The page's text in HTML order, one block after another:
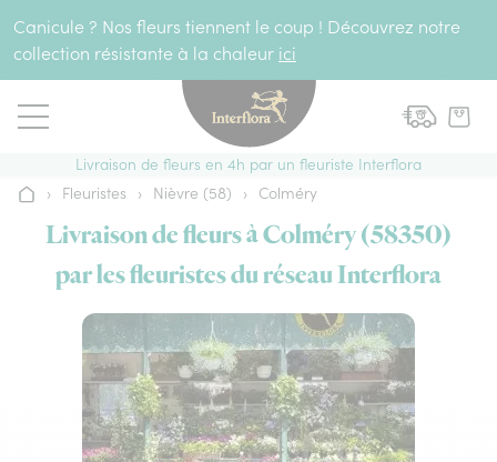
Canicule ? Nos fleurs tiennent le coup ! Découvrez notre
collection résistante à la chaleur ici
Livraison de fleurs en 4h par un fleuriste Interflora
Accueil
› Fleuristes › Nièvre (58) › Colméry
Livraison de fleurs à Colméry (58350)
par les fleuristes du réseau Interflora